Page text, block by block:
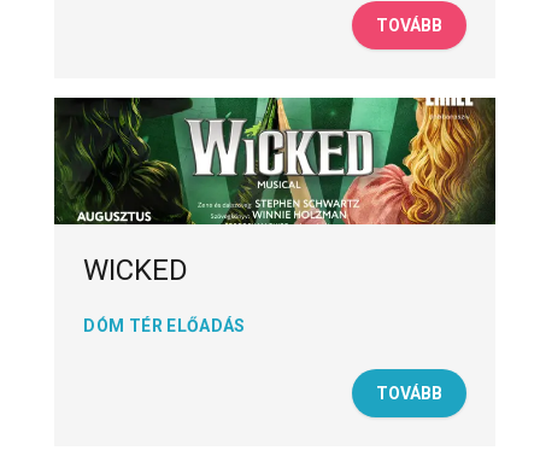
TOVÁBB
WICKED
DÓM TÉR ELŐADÁS
TOVÁBB